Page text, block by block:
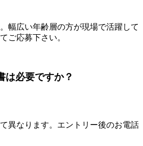
幅広い年齢層の方が現場で活躍して
ご応募下さい。
は必要ですか？
異なります。エントリー後のお電話